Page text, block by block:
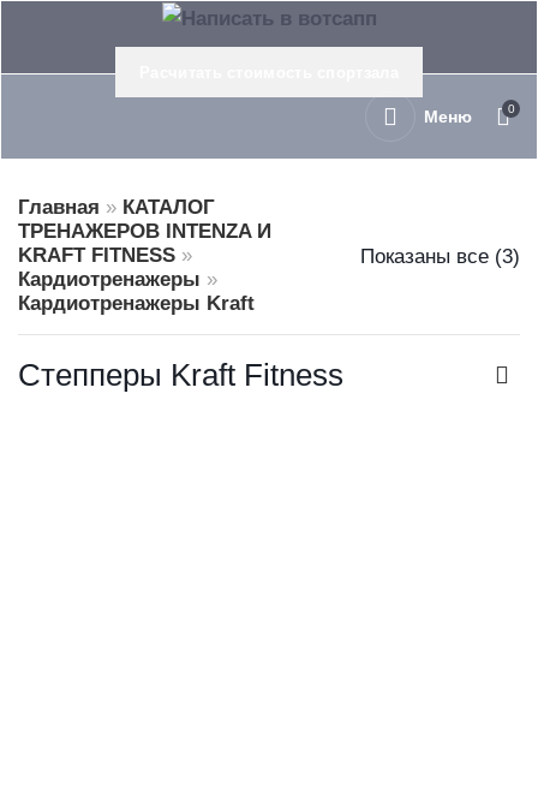
Меню 0
Главная » КАТАЛОГ
ТРЕНАЖЕРОВ INTENZA И
KRAFT FITNESS »
Кардиотренажеры »
Кардиотренажеры Kraft
Показаны все (3)
Степперы Kraft Fitness